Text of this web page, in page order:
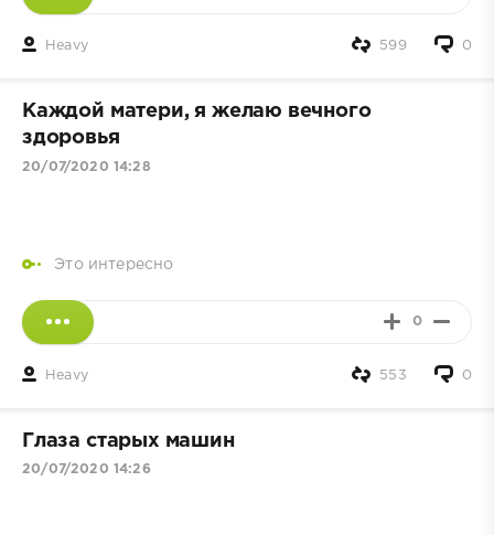
Heavy 0
599
Каждой матери, я желаю вечного
здоровья
20/07/2020 14:28
Это интересно
0
Heavy 0
553
Глаза старых машин
20/07/2020 14:26